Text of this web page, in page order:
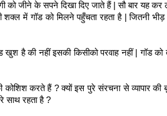
को जीने के सपने दिखा दिए जाते हैं | सौ बार यह कर
में गॉड को मिलने पहुँचता रहता है | जितनी भीड़
खुश है की नहीं इसकी किसीको परवाह नहीं | गॉड को
कोशिश करते हैं ? क्यों इस पुरे संरचना से व्यापार की
साथ रहता है ?